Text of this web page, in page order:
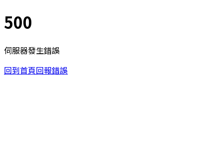
500
伺服器發生錯誤
回到首頁回報錯誤